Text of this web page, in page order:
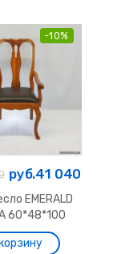
-10%
руб.41 040
EMERALD
60*48*100